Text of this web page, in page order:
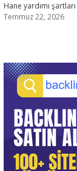
Hane yardımı
Temmuz 22, 2026